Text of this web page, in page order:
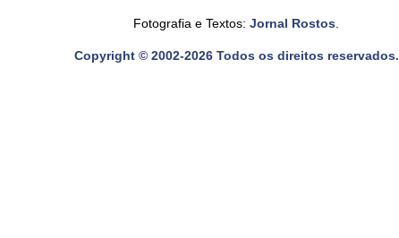
Fotografia e Textos: Jornal Rostos
Copyright © 2002-2026 Todos os direitos reservados.